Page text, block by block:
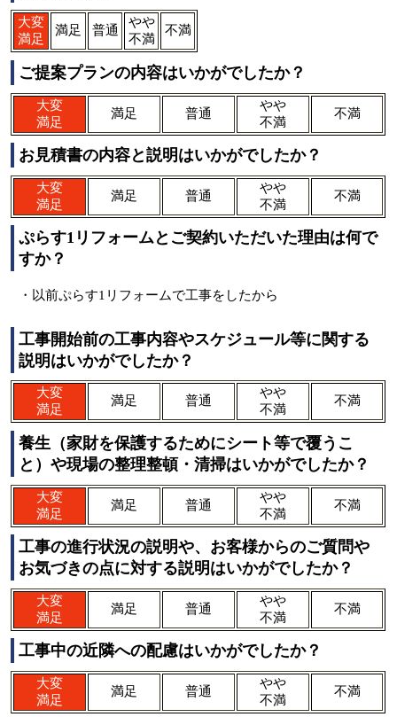
大変
満足
満足 普通
やや
不満
不満
ご提案プランの内容はいかがでしたか？
大変
満足
満足 普通
やや
不満
不満
お見積書の内容と説明はいかがでしたか？
大変
満足
満足 普通
やや
不満
不満
ぷらす1リフォームとご契約いただいた理由は何で
すか？
・以前ぷらす1リフォームで工事をしたから
工事開始前の工事内容やスケジュール等に関する
説明はいかがでしたか？
大変
満足
満足 普通
やや
不満
不満
養生（家財を保護するためにシート等で覆うこ
と）や現場の整理整頓・清掃はいかがでしたか？
大変
満足
満足 普通
やや
不満
不満
工事の進行状況の説明や、お客様からのご質問や
お気づきの点に対する説明はいかがでしたか？
大変
満足
満足 普通
やや
不満
不満
工事中の近隣への配慮はいかがでしたか？
大変
満足
満足 普通
やや
不満
不満